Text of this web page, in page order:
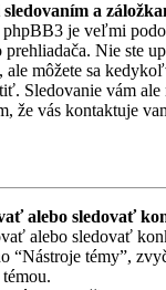
a
je veľmi
prehliadača. Nie ste
ale môžete sa
Sledovanie vám
že vás kontaktuje
alebo sledovať
alebo sledovať
“Nástroje témy”,